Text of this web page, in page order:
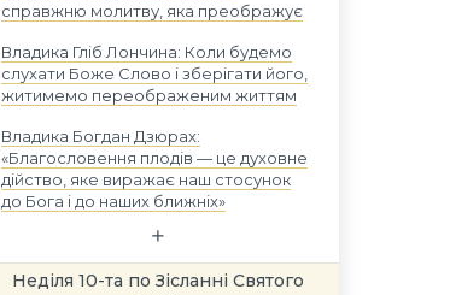
справжню молитву, яка преображує
Владика Гліб Лончина: Коли будемо
слухати Боже Слово і зберігати його,
житимемо переображеним життям
Владика Богдан Дзюрах:
«Благословення плодів — це духовне
дійство, яке виражає наш стосунок
до Бога і до наших ближніх»
Неділя 10-та по Зісланні Святого